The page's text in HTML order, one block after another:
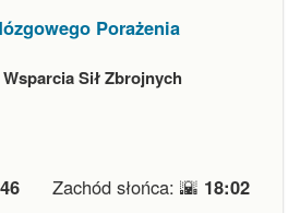
Porażenia
Sił Zbrojnych
Zachód słońca: 🌇 18:02